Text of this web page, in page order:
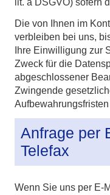
Die von Ihnen im
verbleiben bei uns,
Ihre Einwilligung zur
Zweck für die
abgeschlossener
Zwingende
Anfrage per
Telefax
Wenn Sie uns per E-